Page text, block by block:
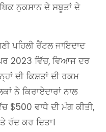
ਨੁਕਸਾਨ ਦੇ ਸਬੂਤਾਂ ਦੇ
ਪਹਿਲੀ ਰੈਂਟਲ ਜਾਇਦਾਦ
2023 ਵਿੱਚ, ਵਿਆਜ ਦਰ
ਦੀ ਕਿਸ਼ਤਾਂ ਦੀ ਰਕਮ
ਨੇ ਕਿਰਾਏਦਾਰਾਂ ਨਾਲ
$500 ਵਾਧੇ ਦੀ ਮੰਗ ਕੀਤੀ,
ਰੱਦ ਕਰ ਦਿਤਾ।